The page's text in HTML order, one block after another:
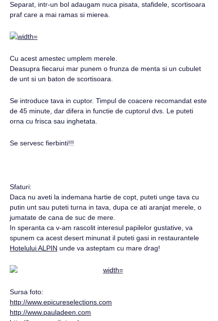
Separat, intr-un bol adaugam nuca pisata, stafidele, scortisoara
praf care a mai ramas si mierea.
Cu acest amestec umplem merele.
Deasupra fiecarui mar punem o frunza de menta si un cubulet
de unt si un baton de scortisoara.
Se introduce tava in cuptor. Timpul de coacere recomandat este
de 45 minute, dar difera in functie de cuptorul dvs. Le puteti
orna cu frisca sau inghetata.
Se servesc fierbinti!!!
Sfaturi:
Daca nu aveti la indemana hartie de copt, puteti unge tava cu
putin unt sau puteti turna in tava, dupa ce ati aranjat merele, o
jumatate de cana de suc de mere.
In speranta ca v-am rascolit interesul papilelor gustative, va
spunem ca acest desert minunat il puteti gasi in restaurantele
Hotelului ALPIN unde va asteptam cu mare drag!
Sursa foto:
http://www.epicureselections.com
http://www.pauladeen.com